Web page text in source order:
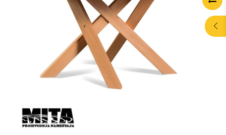
POMOĆ PRI
KUPOVINI